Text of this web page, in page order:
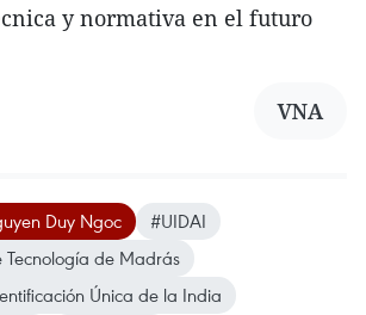
y normativa en el futuro
VNA
Duy Ngoc
#UIDAI
Tecnología de Madrás
Única de la India